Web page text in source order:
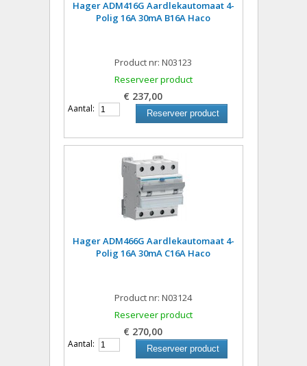
Hager ADM416G Aardlekautomaat 4-
Polig 16A 30mA B16A Haco
Product nr: N03123
Reserveer product
€ 237,00
Aantal: Reserveer product
Hager ADM466G Aardlekautomaat 4-
Polig 16A 30mA C16A Haco
Product nr: N03124
Reserveer product
€ 270,00
Aantal: Reserveer product